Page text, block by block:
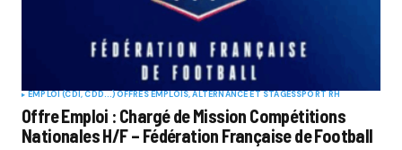
EMPLOI (CDI, CDD...)OFFRES EMPLOIS, ALTERNANCE ET STAGESSPORT RH
Offre Emploi : Chargé de Mission Compétitions
Nationales H/F – Fédération Française de Football